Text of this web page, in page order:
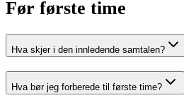
Før første time
Hva skjer i den innledende samtalen?
Hva bør jeg forberede til første time?